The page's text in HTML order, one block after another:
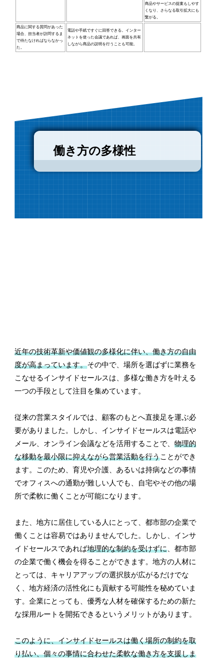
商品やサービスの提案もしやす
くなり、さらなる取引拡大にも
繋がる。
商品に関する質問があった
場合、担当者が訪問するま
で待たなければならなかっ
た。
電話や手紙ですぐに回答できる。インター
ネットを使った会議であれば、画面を共有
しながら商品の説明を行うことも可能。
働き方の多様性
近年の技術革新や価値観の多様化に伴い、働き方の自由
度が高まっています。その中で、場所を選ばずに業務を
こなせるインサイドセールスは、多様な働き方を叶える
一つの手段として注目を集めています。
従来の営業スタイルでは、顧客のもとへ直接足を運ぶ必
要がありました。しかし、インサイドセールスは電話や
メール、オンライン会議などを活用することで、物理的
な移動を最小限に抑えながら営業活動を行うことができ
ます。このため、育児や介護、あるいは持病などの事情
でオフィスへの通勤が難しい人でも、自宅やその他の場
所で柔軟に働くことが可能になります。
また、地方に居住している人にとって、都市部の企業で
働くことは容易ではありませんでした。しかし、インサ
イドセールスであれば地理的な制約を受けずに 、都市部
の企業で働く機会を得ることができます。地方の人材に
とっては、キャリアアップの選択肢が広がるだけでな
く、地方経済の活性化にも貢献する可能性を秘めていま
す。企業にとっても、優秀な人材を確保するための新た
な採用ルートを開拓できるというメリットがあります。
このように、インサイドセールスは働く場所の制約を取
り払い、個々の事情に合わせた柔軟な働き方を支援しま